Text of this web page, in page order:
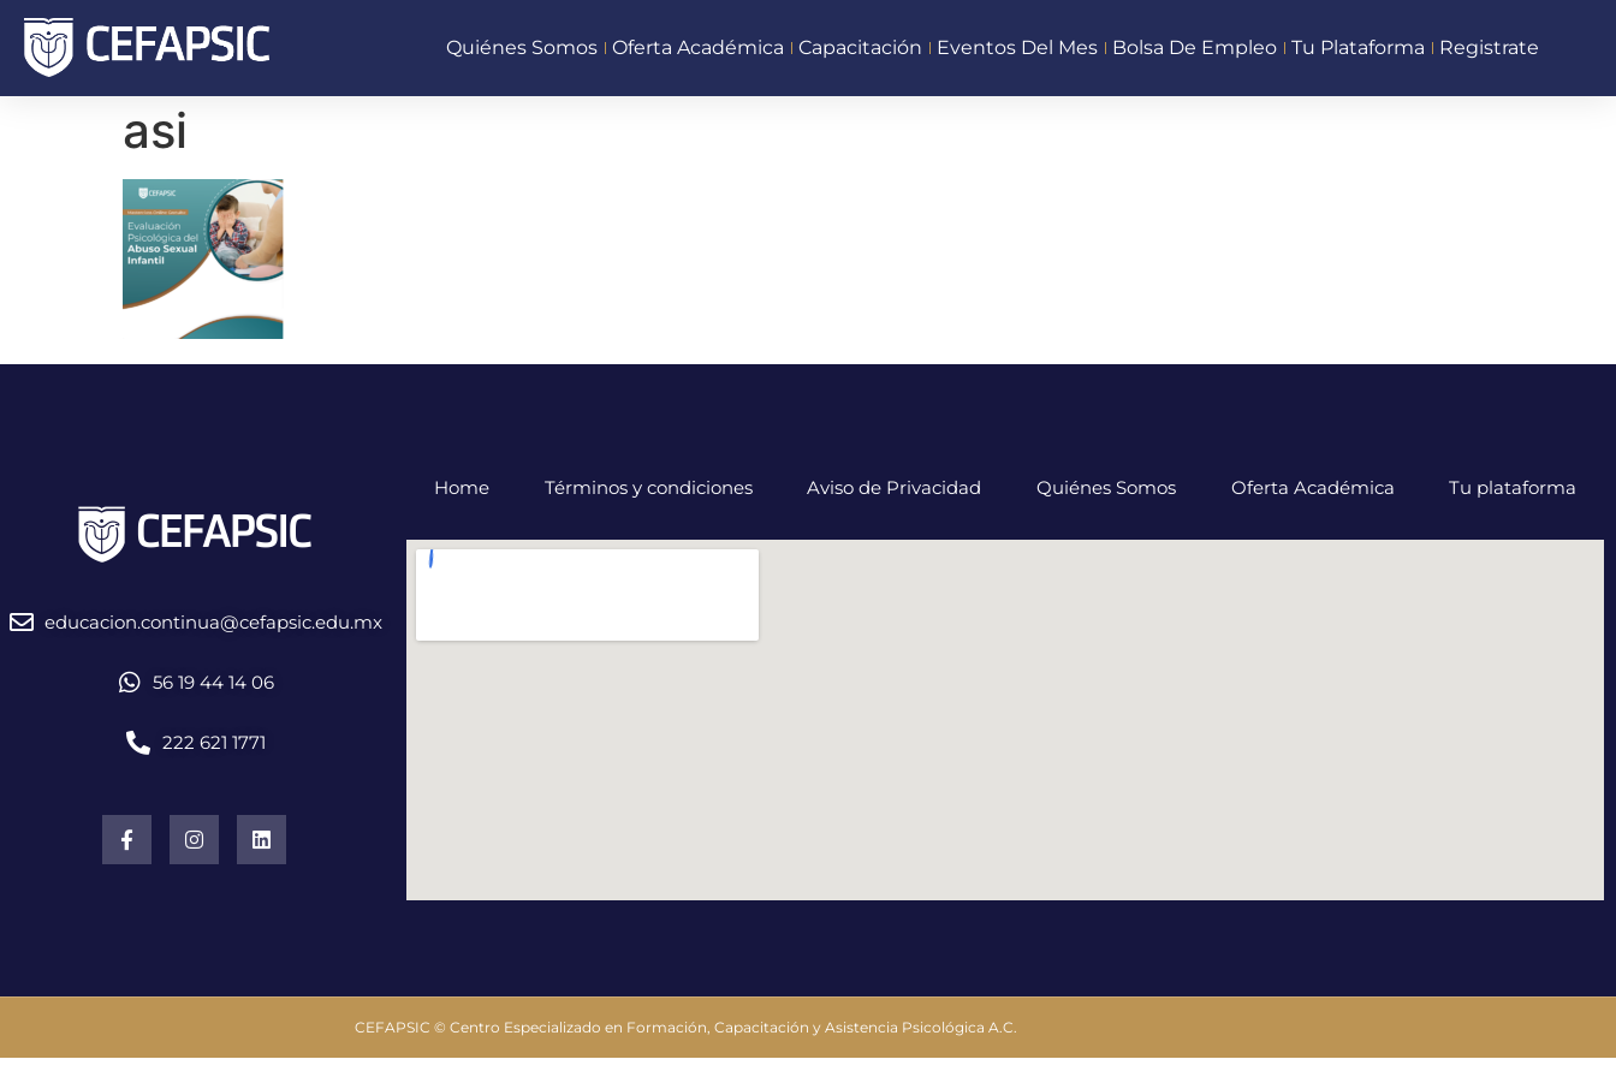
Quiénes Somos Oferta Académica Capacitación Eventos Del Mes Bolsa De Empleo Tu Plataforma Registrate
asi
educacion.continua@cefapsic.edu.mx
56 19 44 14 06
222 621 1771
Home Términos y condiciones Aviso de Privacidad Quiénes Somos Oferta Académica Tu plataforma
CEFAPSIC © Centro Especializado en Formación, Capacitación y Asistencia Psicológica A.C.